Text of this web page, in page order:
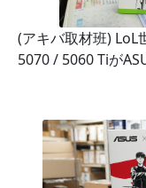
(アキバ取材班) LoL
5070 / 5060 Tiが